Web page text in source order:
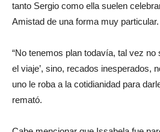
tanto Sergio como ella suelen
Amistad de una forma muy particular.
“No tenemos plan todavía, tal vez no
el viaje’, sino, recados inesperados,
uno le roba a la cotidianidad para
remató.